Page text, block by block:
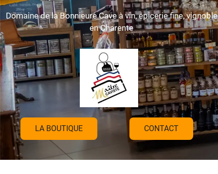
Domaine de la Bonnieure Cave à vin, épicerie fine, vignoble
en Charente
LA BOUTIQUE CONTACT